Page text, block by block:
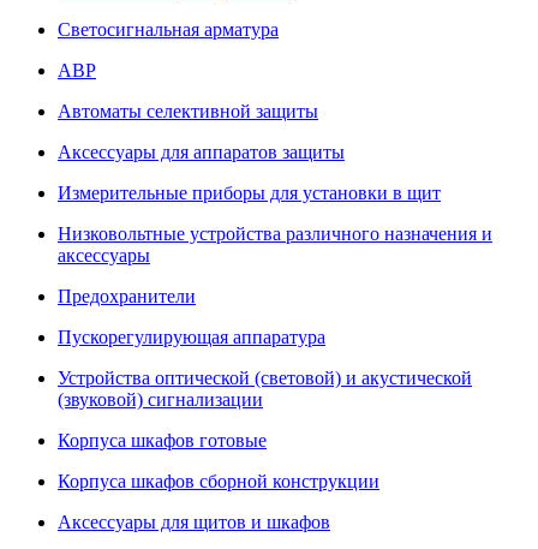
Светосигнальная арматура
АВР
Автоматы селективной защиты
Аксессуары для аппаратов защиты
Измерительные приборы для установки в щит
Низковольтные устройства различного назначения и
аксессуары
Предохранители
Пускорегулирующая аппаратура
Устройства оптической (световой) и акустической
(звуковой) сигнализации
Корпуса шкафов готовые
Корпуса шкафов сборной конструкции
Аксессуары для щитов и шкафов